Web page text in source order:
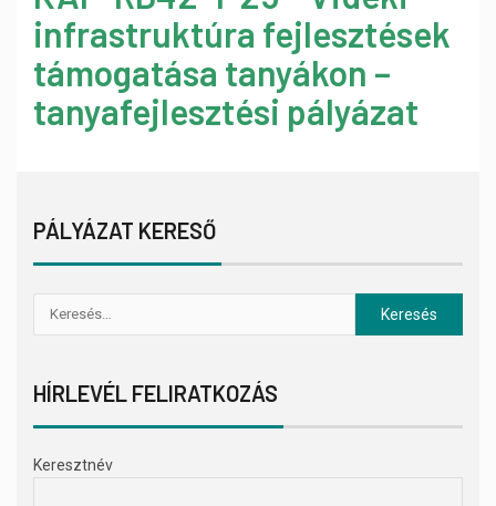
infrastruktúra fejlesztések
támogatása tanyákon –
tanyafejlesztési pályázat
PÁLYÁZAT KERESŐ
HÍRLEVÉL FELIRATKOZÁS
Keresztnév